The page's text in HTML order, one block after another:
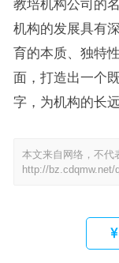
教培机构公司的
机构的发展具有
育的本质、独特
面，打造出一个
字，为机构的长
本文来自网络，不代
http://bz.cdqmw.net/